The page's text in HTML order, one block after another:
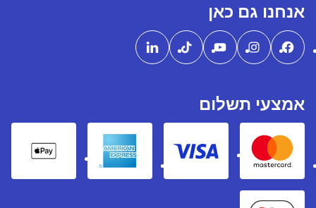
אנחנו גם כאן
אמצעי תשלום
Mastercard
Visa
American express
Pay